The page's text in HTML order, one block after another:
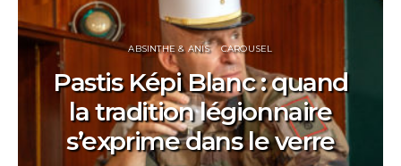
ABSINTHE & ANIS CAROUSEL
Pastis Képi Blanc : quand
la tradition légionnaire
s’exprime dans le verre